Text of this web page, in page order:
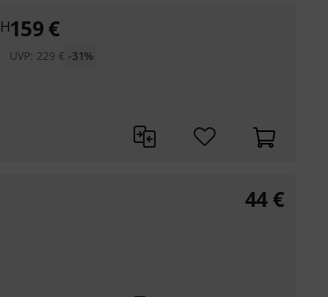
159€
UVP: 229 € -31%
44 €